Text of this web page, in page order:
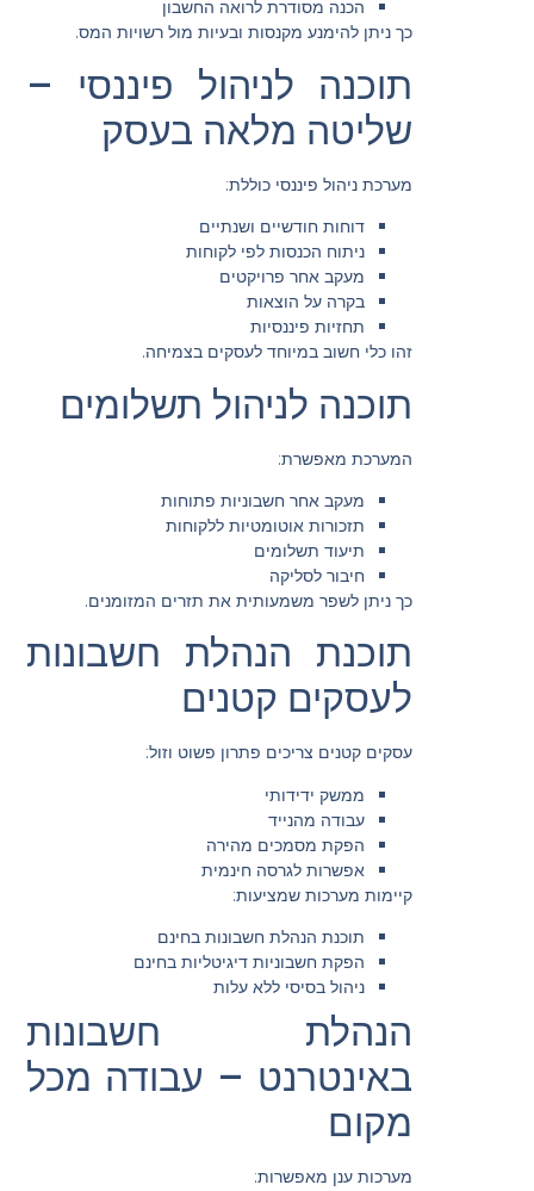
הכנה מסודרת לרואה החשבון
כך ניתן להימנע מקנסות ובעיות מול רשויות המס.
תוכנה לניהול פיננסי –
שליטה מלאה בעסק
מערכת ניהול פיננסי כוללת:
דוחות חודשיים ושנתיים
ניתוח הכנסות לפי לקוחות
מעקב אחר פרויקטים
בקרה על הוצאות
תחזיות פיננסיות
זהו כלי חשוב במיוחד לעסקים בצמיחה.
תוכנה לניהול תשלומים
המערכת מאפשרת:
מעקב אחר חשבוניות פתוחות
תזכורות אוטומטיות ללקוחות
תיעוד תשלומים
חיבור לסליקה
כך ניתן לשפר משמעותית את תזרים המזומנים.
תוכנת הנהלת חשבונות
לעסקים קטנים
עסקים קטנים צריכים פתרון פשוט וזול:
ממשק ידידותי
עבודה מהנייד
הפקת מסמכים מהירה
אפשרות לגרסה חינמית
קיימות מערכות שמציעות:
תוכנת הנהלת חשבונות בחינם
הפקת חשבוניות דיגיטליות בחינם
ניהול בסיסי ללא עלות
הנהלת חשבונות
באינטרנט – עבודה מכל
מקום
מערכות ענן מאפשרות: